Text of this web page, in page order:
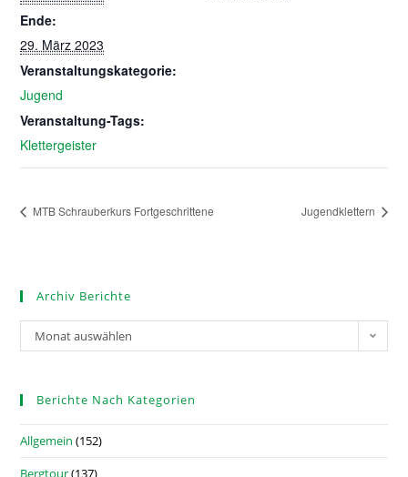
Ende:
29. März 2023
Veranstaltungskategorie:
Jugend
Veranstaltung-Tags:
Klettergeister
MTB Schrauberkurs Fortgeschrittene Jugendklettern
Archiv Berichte
Monat auswählen
Berichte Nach Kategorien
Allgemein (152)
Bergtour(137)